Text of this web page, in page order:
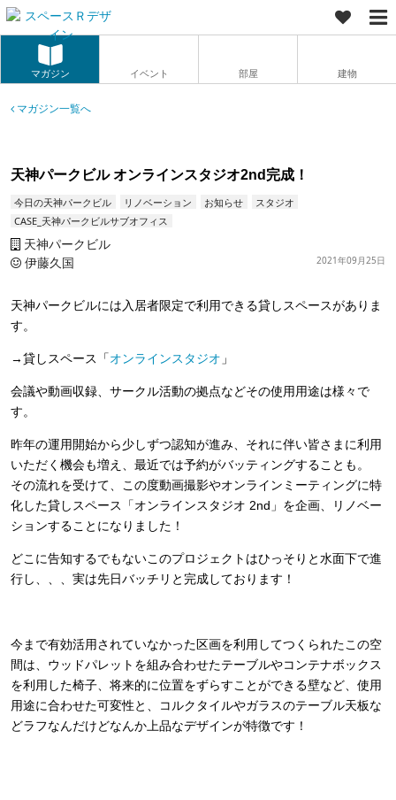
マガジン イベント 部屋 建物
マガジン一覧へ
天神パークビル オンラインスタジオ2nd完成！
今日の天神パークビル リノベーション お知らせ
スタジオ
CASE_天神パークビルサブオフィス
天神パークビル
伊藤久国
2021年09月25日
天神パークビルには入居者限定で利用できる貸しスペースがありま
す。
→貸しスペース「オンラインスタジオ 」
会議や動画収録、サークル活動の拠点などその使用用途は様々で
す。
昨年の運用開始から少しずつ認知が進み、それに伴い皆さまに利用
いただく機会も増え、最近では予約がバッティングすることも。
その流れを受けて、この度動画撮影やオンラインミーティングに特
化した貸しスペース「オンラインスタジオ 2nd」を企画、リノベー
ションすることになりました！
どこに告知するでもないこのプロジェクトはひっそりと水面下で進
行し、、、実は先日バッチリと完成しております！
今まで有効活用されていなかった区画を利用してつくられたこの空
間は、ウッドパレットを組み合わせたテーブルやコンテナボックス
を利用した椅子、将来的に位置をずらすことができる壁など、使用
用途に合わせた可変性と、コルクタイルやガラスのテーブル天板な
どラフなんだけどなんか上品なデザインが特徴です！